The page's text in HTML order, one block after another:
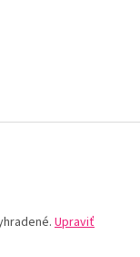
Upraviť